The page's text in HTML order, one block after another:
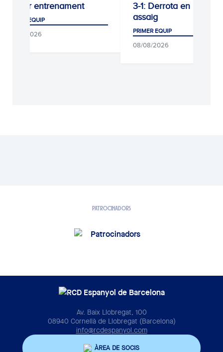
Darrer entrenament
PRIMER EQUIP
09/08/2026
3-1: Derrota en l’últim
assaig
PRIMER EQUIP
08/08/2026
PATROCINADORS
Av. Baix Llobregat, 100
08940 Cornellà de Llobregat (Barcelona)
info@rcdespanyol.com
ÀREA DE SOCIS